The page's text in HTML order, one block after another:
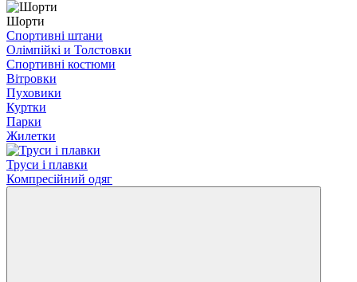
Шорти
Спортивні штани
Олімпійкі и Толстовки
Спортивні костюми
Вітровки
Пуховики
Куртки
Парки
Жилетки
Труси і плавки
Компресійний одяг